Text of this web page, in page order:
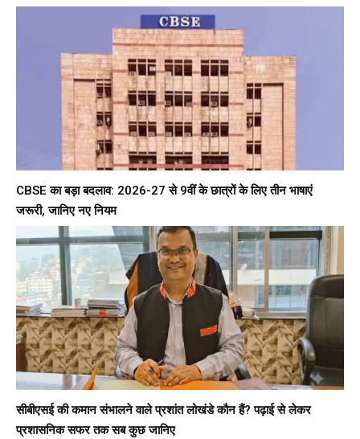
CBSE का बड़ा बदलाव: 2026-27 से 9वीं के छात्रों के लिए तीन भाषाएं
जरूरी, जानिए नए नियम
सीबीएसई की कमान संभालने वाले प्रशांत लोखंडे कौन हैं? पढ़ाई से लेकर
प्रशासनिक सफर तक सब कुछ जानिए